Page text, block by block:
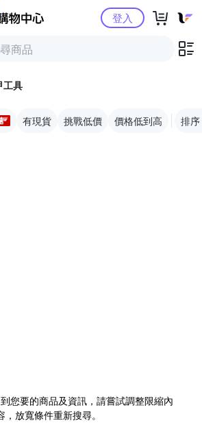
Yahoo購物中心登入
工具
有現貨 挑戰低價 價格低到高 排序
您要的商品及資訊，請嘗試調整限縮內
，放寬條件重新搜尋。